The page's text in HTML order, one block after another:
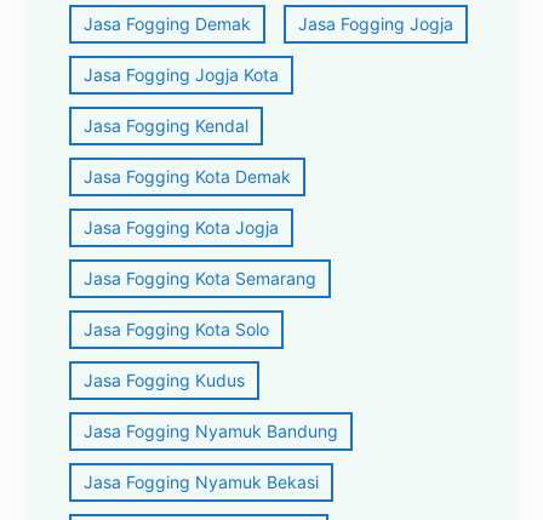
Jasa Fogging Demak Jasa Fogging Jogja
Jasa Fogging Jogja Kota
Jasa Fogging Kendal
Jasa Fogging Kota Demak
Jasa Fogging Kota Jogja
Jasa Fogging Kota Semarang
Jasa Fogging Kota Solo
Jasa Fogging Kudus
Jasa Fogging Nyamuk Bandung
Jasa Fogging Nyamuk Bekasi